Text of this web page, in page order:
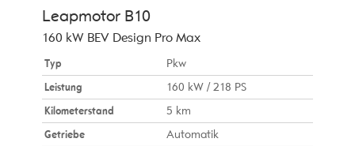
Leapmotor B10
160 kW BEV Design Pro Max
Typ
Pkw
Leistung
160 kW / 218 PS
Kilometerstand
5 km
Getriebe
Automatik